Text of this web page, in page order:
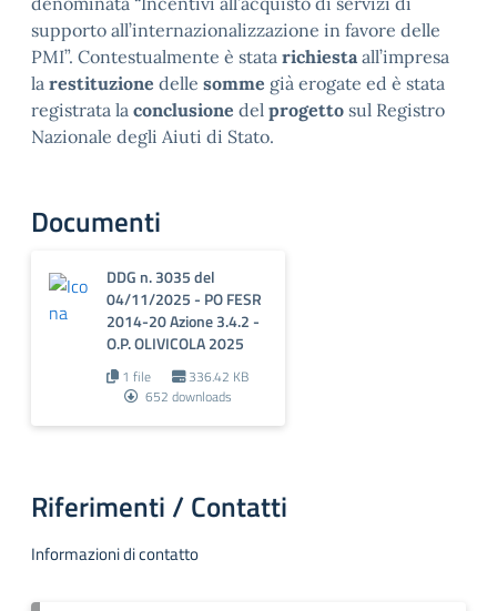
supporto all’internazionalizzazione in favore delle
PMI”. Contestualmente è stata richiestaall’impresa
la restituzione delle somme già erogate ed è stata
registrata la conclusione del progetto sul Registro
Nazionale degli Aiuti di Stato.
Documenti
DDG n. 3035 del
04/11/2025 - PO FESR
2014-20 Azione 3.4.2 -
O.P. OLIVICOLA 2025
1 file
336.42 KB
652 downloads
Riferimenti / Contatti
Informazioni di contatto